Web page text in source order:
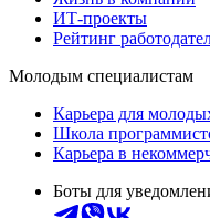
ИТ-проекты
Рейтинг
Молодым специалистам
Карьера для
Школа
Карьера в
Боты для